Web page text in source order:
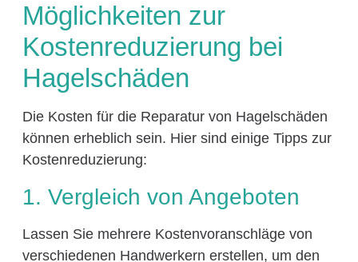
Möglichkeiten zur
Kostenreduzierung bei
Hagelschäden
Die Kosten für die Reparatur von Hagelschäden
können erheblich sein. Hier sind einige Tipps zur
Kostenreduzierung:
1. Vergleich von Angeboten
Lassen Sie mehrere Kostenvoranschläge von
verschiedenen Handwerkern erstellen, um den